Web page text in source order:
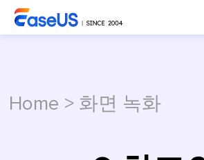
Home > 화면 녹화